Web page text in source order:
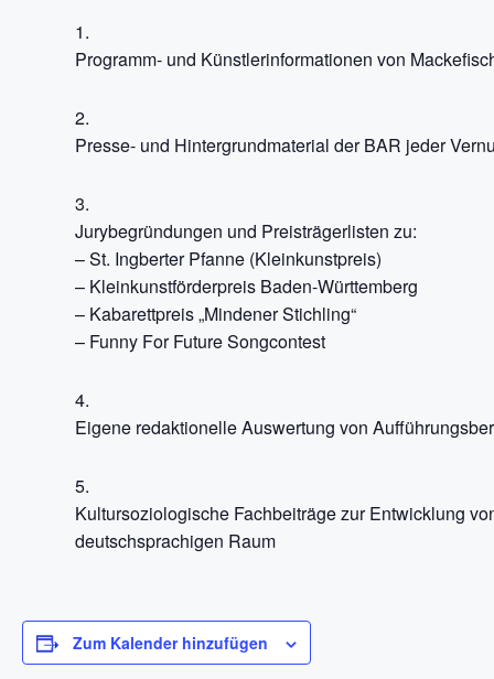
Programm- und Künstlerinformationen von
Presse- und Hintergrundmaterial der BAR jeder
Jurybegründungen und Preisträgerlisten zu:
– St. Ingberter Pfanne (Kleinkunstpreis)
– Kleinkunstförderpreis Baden-Württemberg
– Kabarettpreis „Mindener Stichling“
– Funny For Future Songcontest
Eigene redaktionelle Auswertung von
Kultursoziologische Fachbeiträge zur Entwicklung
deutschsprachigen Raum
Zum Kalender hinzufügen